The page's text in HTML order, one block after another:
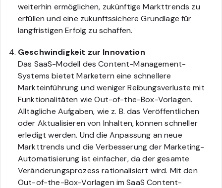
weiterhin ermöglichen, zukünftige Markttrends zu
erfüllen und eine zukunftssichere Grundlage für
langfristigen Erfolg zu schaffen.
Geschwindigkeit zur Innovation
Das SaaS-Modell des Content-Management-
Systems bietet Marketern eine schnellere
Markteinführung und weniger Reibungsverluste mit
Funktionalitäten wie Out-of-the-Box-Vorlagen.
Alltägliche Aufgaben, wie z. B. das Veröffentlichen
oder Aktualisieren von Inhalten, können schneller
erledigt werden. Und die Anpassung an neue
Markttrends und die Verbesserung der Marketing-
Automatisierung ist einfacher, da der gesamte
Veränderungsprozess rationalisiert wird. Mit den
Out-of-the-Box-Vorlagen im SaaS Content-